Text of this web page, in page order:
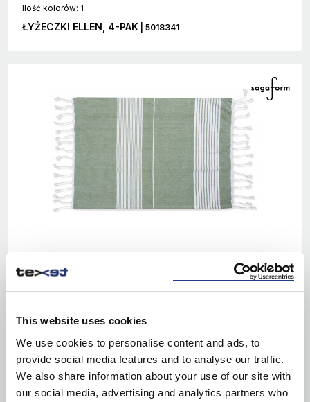
This website uses cookies
We use cookies to personalise content and ads, to
provide social media features and to analyse our traffic.
We also share information about your use of our site with
our social media, advertising and analytics partners who
Ilość kolorów: 1
ŁYŻECZKI ELLEN, 4-PAK | 5018341
Ilość kolorów: 1
RĘCZNIK EKO ELLA HAMAM 50X70CM, ZIELONY |
5018295